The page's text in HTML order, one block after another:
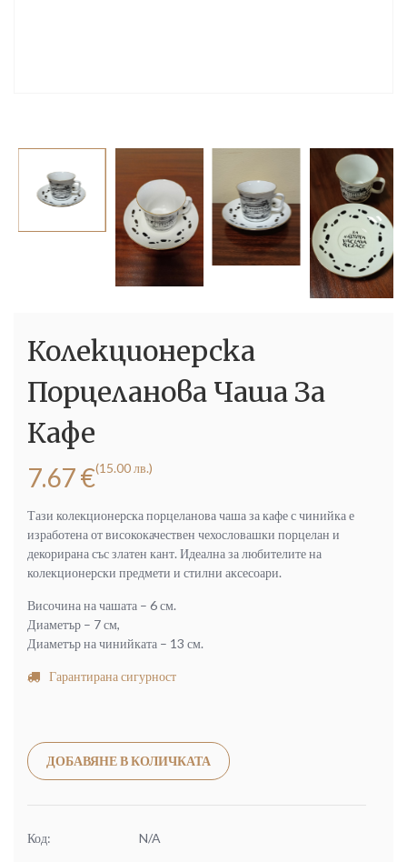
Колекционерска
Порцеланова Чаша За
Кафе
7.67€(15.00 лв.)
Тази колекционерска порцеланова чаша за кафе с чинийка е
изработена от висококачествен чехословашки порцелан и
декорирана със златен кант. Идеална за любителите на
колекционерски предмети и стилни аксесоари.
Височина на чашата – 6 см.
Диаметър – 7 см,
Диаметър на чинийката – 13 см.
Гарантирана сигурност
ДОБАВЯНЕ В КОЛИЧКАТА
Код: N/A